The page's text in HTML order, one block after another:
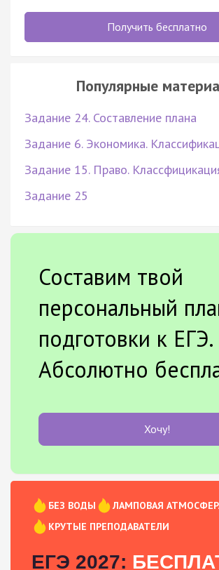
Получить бесплатно
Популярные
Задание 24. Составление плана
Задание 6. Экономика.
Задание 15. Право.
Задание 25
Составим твой
персональный
подготовки к ЕГЭ.
Абсолютно
Хочу!
БЕЗ ВОДЫ
ЛАМПОВАЯ
КРУТЫЕ ПРЕПОДАВАТЕЛИ
ЕГЭ 2027: